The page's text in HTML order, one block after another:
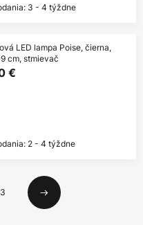
3 - 4 týždne
LED lampa Poise, čierna,
cm, stmievač
€
2 - 4 týždne
3
Ďalší